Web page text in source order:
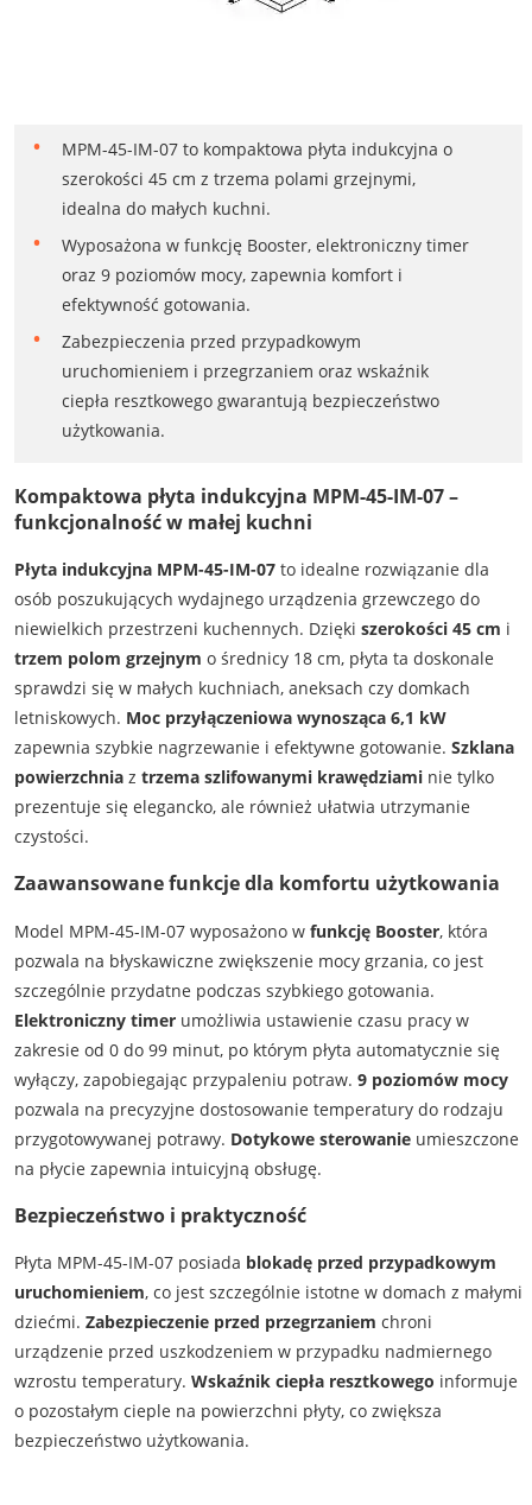
MPM-45-IM-07 to kompaktowa płyta indukcyjna o
szerokości 45 cm z trzema polami grzejnymi,
idealna do małych kuchni.
Wyposażona w funkcję Booster, elektroniczny timer
oraz 9 poziomów mocy, zapewnia komfort i
efektywność gotowania.
Zabezpieczenia przed przypadkowym
uruchomieniem i przegrzaniem oraz wskaźnik
ciepła resztkowego gwarantują bezpieczeństwo
użytkowania.
Kompaktowa płyta indukcyjna MPM-45-IM-07 –
funkcjonalność w małej kuchni
Płyta indukcyjna MPM-45-IM-07to idealne rozwiązanie dla
osób poszukujących wydajnego urządzenia grzewczego do
niewielkich przestrzeni kuchennych. Dzięki szerokości 45 cm i
trzem polom grzejnym o średnicy 18 cm, płyta ta doskonale
sprawdzi się w małych kuchniach, aneksach czy domkach
letniskowych. Moc przyłączeniowa wynosząca 6,1 kW
zapewnia szybkie nagrzewanie i efektywne gotowanie. Szklana
powierzchniaz trzema szlifowanymi krawędziaminie tylko
prezentuje się elegancko, ale również ułatwia utrzymanie
czystości.
Zaawansowane funkcje dla komfortu użytkowania
Model MPM-45-IM-07 wyposażono w funkcję Booster, która
pozwala na błyskawiczne zwiększenie mocy grzania, co jest
szczególnie przydatne podczas szybkiego gotowania.
Elektroniczny timerumożliwia ustawienie czasu pracy w
zakresie od 0 do 99 minut, po którym płyta automatycznie się
wyłączy, zapobiegając przypaleniu potraw. 9 poziomów mocy
pozwala na precyzyjne dostosowanie temperatury do rodzaju
przygotowywanej potrawy. Dotykowe sterowanieumieszczone
na płycie zapewnia intuicyjną obsługę.
Bezpieczeństwo i praktyczność
Płyta MPM-45-IM-07 posiada blokadę przed przypadkowym
uruchomieniem, co jest szczególnie istotne w domach z małymi
dziećmi. Zabezpieczenie przed przegrzaniem chroni
urządzenie przed uszkodzeniem w przypadku nadmiernego
wzrostu temperatury. Wskaźnik ciepła resztkowego informuje
o pozostałym cieple na powierzchni płyty, co zwiększa
bezpieczeństwo użytkowania.